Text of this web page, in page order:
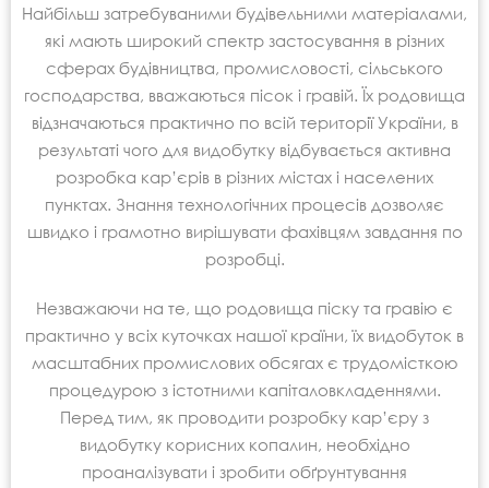
Найбільш затребуваними будівельними матеріалами,
які мають широкий спектр застосування в різних
сферах будівництва, промисловості, сільського
господарства, вважаються пісок і гравій. Їх родовища
відзначаються практично по всій території України, в
результаті чого для видобутку відбувається активна
розробка кар’єрів в різних містах і населених
пунктах. Знання технологічних процесів дозволяє
швидко і грамотно вирішувати фахівцям завдання по
розробці.
Незважаючи на те, що родовища піску та гравію є
практично у всіх куточках нашої країни, їх видобуток в
масштабних промислових обсягах є трудомісткою
процедурою з істотними капіталовкладеннями.
Перед тим, як проводити розробку кар’єру з
видобутку корисних копалин, необхідно
проаналізувати і зробити обґрунтування